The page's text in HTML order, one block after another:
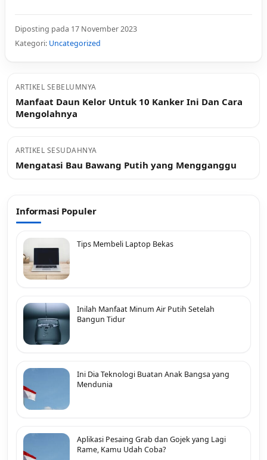
Diposting pada 17 November 2023
Kategori: Uncategorized
ARTIKEL SEBELUMNYA
Manfaat Daun Kelor Untuk 10 Kanker Ini Dan Cara
Mengolahnya
ARTIKEL SESUDAHNYA
Mengatasi Bau Bawang Putih yang Mengganggu
Informasi Populer
Tips Membeli Laptop Bekas
Inilah Manfaat Minum Air Putih Setelah
Bangun Tidur
Ini Dia Teknologi Buatan Anak Bangsa yang
Mendunia
Aplikasi Pesaing Grab dan Gojek yang Lagi
Rame, Kamu Udah Coba?